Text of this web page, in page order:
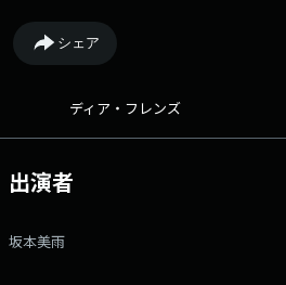
アーの真っ最中！ ソロ活動に向き合うい
の“企み”についてたっぷりうかがいます
きたら告白する？しない？ 番組Webサイ
Xアカウントは「@dearfriends80」
シェア
ディア・フレンズ
出演者
坂本美雨